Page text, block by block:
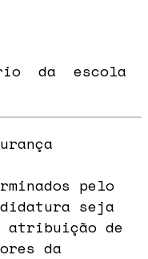
da escola
pelo
seja
atribuição de
da